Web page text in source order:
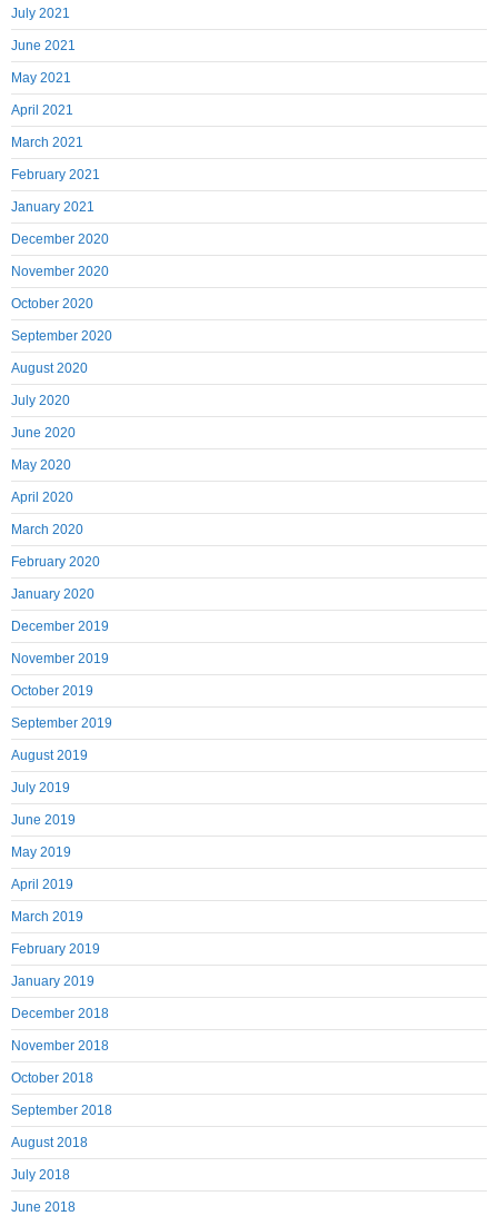
July 2021
June 2021
May 2021
April 2021
March 2021
February 2021
January 2021
December 2020
November 2020
October 2020
September 2020
August 2020
July 2020
June 2020
May 2020
April 2020
March 2020
February 2020
January 2020
December 2019
November 2019
October 2019
September 2019
August 2019
July 2019
June 2019
May 2019
April 2019
March 2019
February 2019
January 2019
December 2018
November 2018
October 2018
September 2018
August 2018
July 2018
June 2018